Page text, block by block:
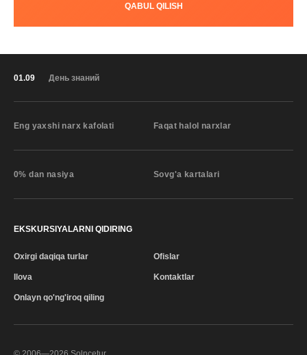
QABUL QILISH
01.09 День знаний
Eng yaxshi narx kafolati Faqat halol narxlar
0% dan nasiya Sovg'a kartalari
EKSKURSIYALARNI QIDIRING
Oxirgi daqiqa turlar
Ilova
Onlayn qo'ng'iroq qiling
Ofislar
Kontaktlar